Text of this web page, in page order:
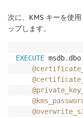
次に、KMS キーを使
ップします。
EXECUTE msdb. dbo.